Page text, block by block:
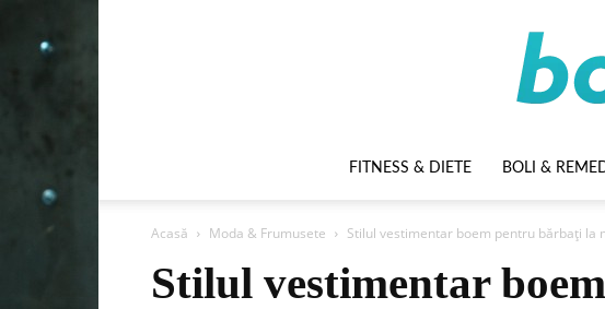
FITNESS & DIETE BOLI &
Acasă Moda & Frumusete Stilul vestimentar boem pentru bărbați la
Stilul vestimentar